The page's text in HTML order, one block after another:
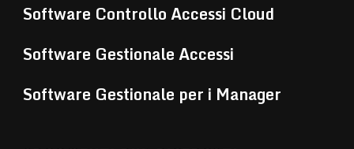
Software Controllo Accessi Cloud
Software Gestionale Accessi
Software Gestionale per i Manager